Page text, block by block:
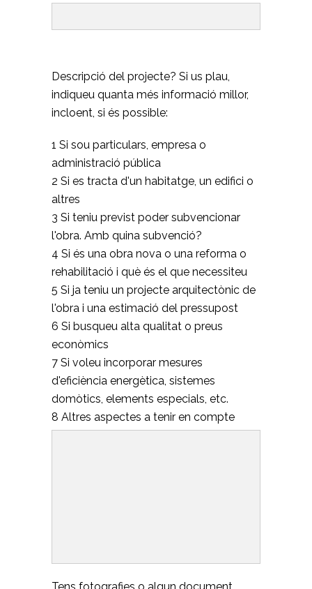
Descripció del projecte? Si us plau,
indiqueu quanta més informació millor,
incloent, si és possible:
1 Si sou particulars, empresa o
administració pública
2 Si es tracta d'un habitatge, un edifici o
altres
3 Si teniu previst poder subvencionar
l'obra. Amb quina subvenció?
4 Si és una obra nova o una reforma o
rehabilitació i què és el que necessiteu
5 Si ja teniu un projecte arquitectònic de
l'obra i una estimació del pressupost
6 Si busqueu alta qualitat o preus
econòmics
7 Si voleu incorporar mesures
d'eficiència energètica, sistemes
domòtics, elements especials, etc.
8 Altres aspectes a tenir en compte